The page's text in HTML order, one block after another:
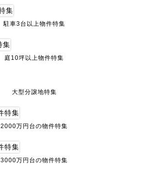
駐車3台以上物件特集
庭10坪以上物件特集
大型分譲地特集
2000万円台の物件特集
3000万円台の物件特集